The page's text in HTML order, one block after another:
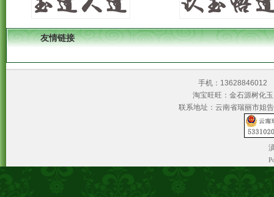
友情链接
手机：
淘宝旺旺：金石源树
联系地址：云南省瑞丽市姐